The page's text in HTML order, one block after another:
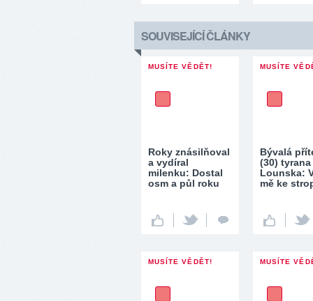
SOUVISEJÍCÍ ČLÁNKY
MUSÍTE VĚDĚT!
Roky znásilňoval
a vydíral
milenku: Dostal
osm a půl roku
MUSÍTE
Bývalá
(30) tyrana
Lounska:
mě ke
MUSÍTE VĚDĚT! MUSÍTE